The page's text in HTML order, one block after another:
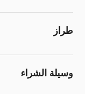
طراز
وسيلة الشراء